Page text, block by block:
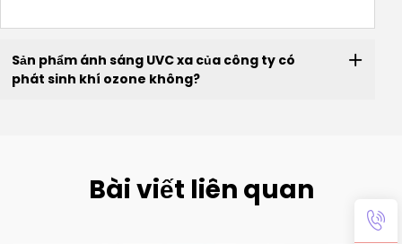
Sản phẩm ánh sáng UVC xa của công ty có
phát sinh khí ozone không?
Bài viết liên quan